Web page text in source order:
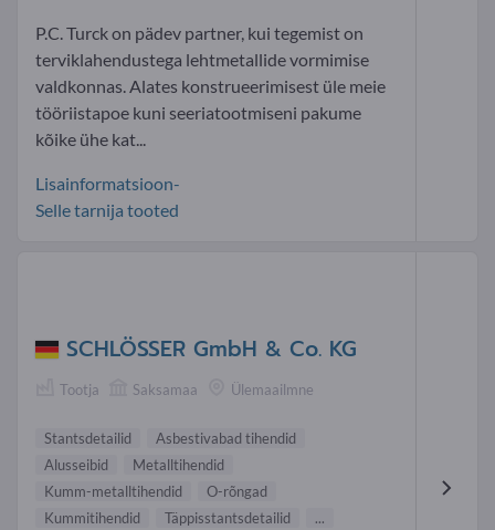
P.C. Turck on pädev partner, kui tegemist on
terviklahendustega lehtmetallide vormimise
valdkonnas. Alates konstrueerimisest üle meie
tööriistapoe kuni seeriatootmiseni pakume
kõike ühe kat...
Lisainformatsioon-
Selle tarnija tooted
SCHLÖSSER GmbH & Co. KG
Tootja Saksamaa Ülemaailmne
Stantsdetailid
Asbestivabad tihendid
Alusseibid
Metalltihendid
Kumm-metalltihendid
O-rõngad
Kummitihendid
Täppisstantsdetailid ...